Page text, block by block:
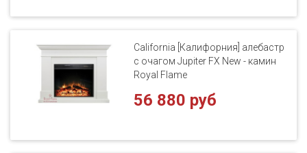
California [Калифорния] алебастр
с очагом Jupiter FX New - камин
Royal Flame
56 880 руб